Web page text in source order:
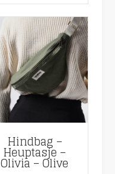
Hindbag –
Heuptasje –
Olivia – Olive